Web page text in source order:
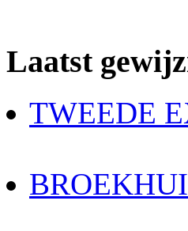
Laatst
TWEEDE